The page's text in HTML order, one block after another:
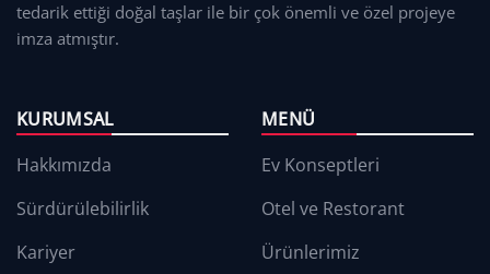
tedarik ettiği doğal taşlar ile bir çok önemli ve özel projeye
imza atmıştır.
KURUMSAL
Hakkımızda
Sürdürülebilirlik
Kariyer
MENÜ
Ev Konseptleri
Otel ve Restorant
Ürünlerimiz